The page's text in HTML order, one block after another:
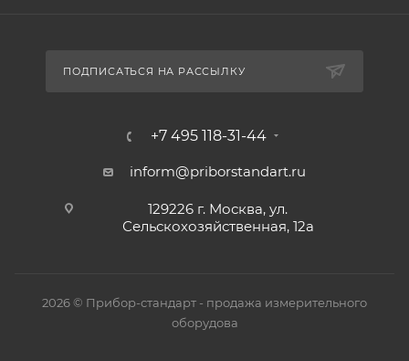
ПОДПИСАТЬСЯ НА РАССЫЛКУ
+7 495 118-31-44
inform@priborstandart.ru
129226 г. Москва, ул.
Сельскохозяйственная, 12а
2026 © Прибор-стандарт - продажа измерительного
оборудова